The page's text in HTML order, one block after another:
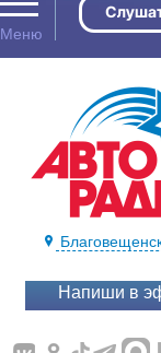
Напиши в